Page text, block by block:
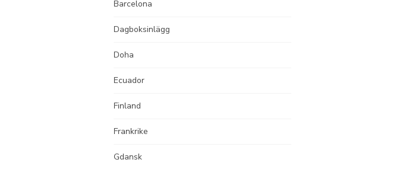
Barcelona
Dagboksinlägg
Doha
Ecuador
Finland
Frankrike
Gdansk